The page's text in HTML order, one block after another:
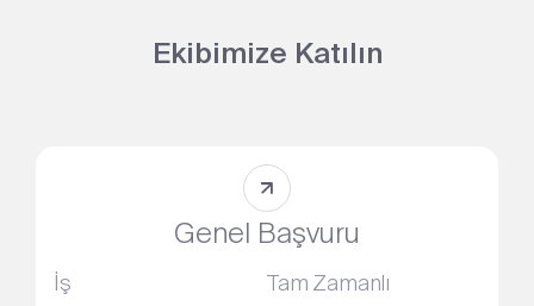
Ekibimize Katılın
Genel Başvuru
İş Tam Zamanlı